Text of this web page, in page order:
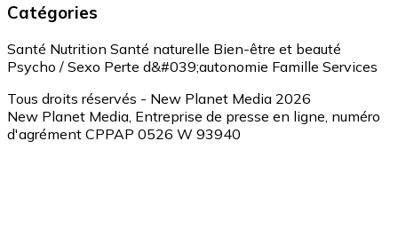
Catégories
Santé Nutrition Santé naturelle Bien-être et beauté
Psycho / Sexo Perte d&#039;autonomie Famille Services
Tous droits réservés - New Planet Media 2026
New Planet Media, Entreprise de presse en ligne, numéro
d'agrément CPPAP 0526 W 93940